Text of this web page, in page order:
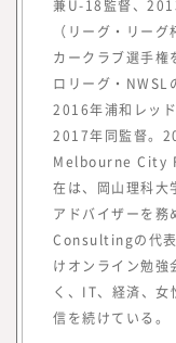
り「これらの
い」といった
した。
また、昨今、
キリングに関
増えているこ
ークス総合研
規事業、人的
テナビリティ
供していく事
現在、みらい
プロフェッシ
兼U-18監督、
（リーグ・リー
カークラブ選手
ロリーグ・NWSL
2016年浦和レッ
2017年同監督。
Melbourne City
在は、岡山理科大
アドバイザーを
Consultingの代表
けオンライン勉強
く、IT、経済、女
信を続けている。